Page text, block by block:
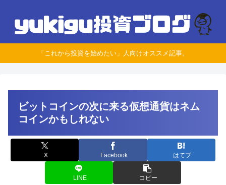
「これから投資を始めたい」人向けオススメ記事。
ビットコインの次に来る仮想通貨はネム
コインかもしれない
X Facebook はてブ
LINE コピー